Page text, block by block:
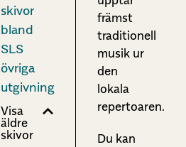
skivor
bland
SLS
övriga
utgivning
Visa
äldre
skivor
främst
traditionell
musik ur
den
lokala
repertoaren.
Du kan